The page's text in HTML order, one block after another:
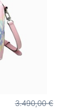
3.490,00 €